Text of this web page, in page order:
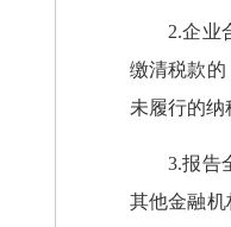
2.企业
缴清税款
未履行的
3.报告
其他金融机